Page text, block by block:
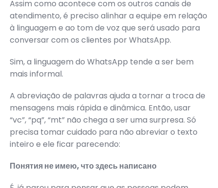
Assim como acontece com os outros canais de
atendimento, é preciso alinhar a equipe em relação
à linguagem e ao tom de voz que será usado para
conversar com os clientes por WhatsApp.
Sim, a linguagem do WhatsApp tende a ser bem
mais informal.
A abreviação de palavras ajuda a tornar a troca de
mensagens mais rápida e dinâmica. Então, usar
“vc”, “pq”, “mt” não chega a ser uma surpresa. Só
precisa tomar cuidado para não abreviar o texto
inteiro e ele ficar parecendo:
Понятия не имею, что здесь написано